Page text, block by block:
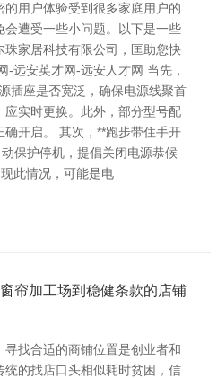
用户体验受到很多家庭用户的
遭受一些小问题。以下是一些
家居科技有限公司，匡助您快
-远安英才网-远安人才网 当先，
插座是否宽泛，确保电源线聚首
实时更换。此外，部分型号配
开启。 其次，**跑步带住手开
保护停机，提倡关闭电源恭候
此情况，可能是电
帘加工场到稳健条款的店铺
找合适的商铺位置是创业者和
的找店口头相似耗时贫困，信